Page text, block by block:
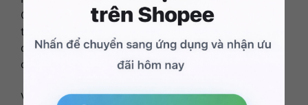
Công ty TNHH Tân Phú Ninh Hòa Bình về tội “Trốn
thuế”, quy định tại Điều 200 Bộ luật Hình sự. Các
quyết định trên đã được Viện kiểm sát nhân dân
cùng cấp phê chuẩn.
Vụ án là hồi chuông cảnh tỉnh sâu sắc đối với các